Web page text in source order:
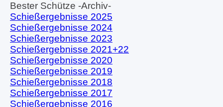
Bester Schütze -Archiv-
Schießergebnisse 2025
Schießergebnisse 2024
Schießergebnisse 2023
Schießergebnisse 2021+22
Schießergebnisse 2020
Schießergebnisse 2019
Schießergebnisse 2018
Schießergebnisse 2017
Schießergebnisse 2016